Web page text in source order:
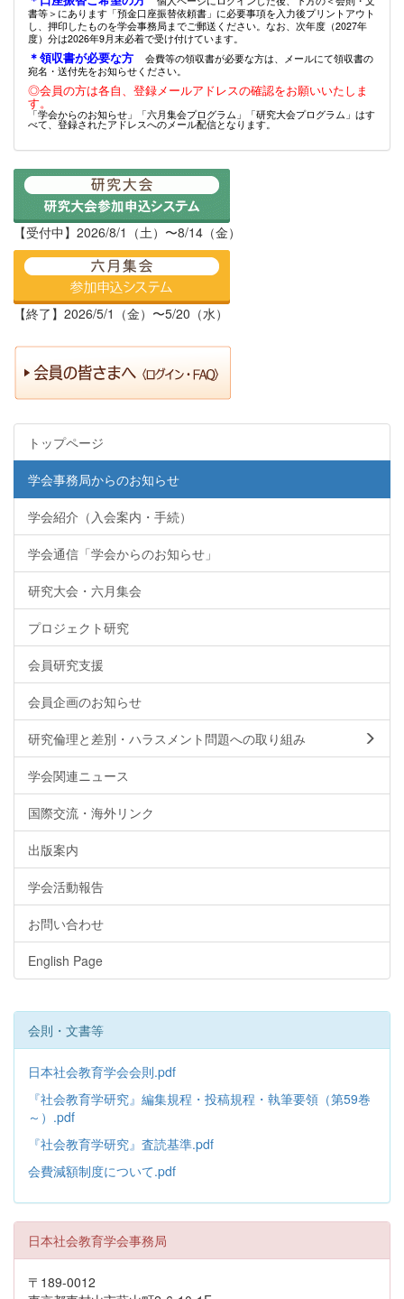
書等＞にあります「預金口座振替依頼書」に必要事項を入力後プリントアウト
し、押印したものを学会事務局までご郵送ください。なお、次年度（2027年
度）分は2026年9月末必着で受け付けています。
＊領収書が必要な方
会費等の領収書が必要な方は、メールにて領収書の
宛名・送付先をお知らせください。
◎会員の方は各自、登録メールアドレスの確認をお願いいたしま
す。
「学会からのお知らせ」「六月集会プログラム」「研究大会プログラム」はす
べて、登録されたアドレスへのメール配信となります。
【受付中】2026/8/1（土）〜8/14（金）
【終了】2026/5/1（金）〜5/20（水）
トップページ
学会事務局からのお知らせ
学会紹介（入会案内・手続）
学会通信「学会からのお知らせ」
研究大会・六月集会
プロジェクト研究
会員研究支援
会員企画のお知らせ
研究倫理と差別・ハラスメント問題への取り組み
学会関連ニュース
国際交流・海外リンク
出版案内
学会活動報告
お問い合わせ
English Page
会則・文書等
日本社会教育学会会則.pdf
『社会教育学研究』編集規程・投稿規程・執筆要領（第59巻
～）.pdf
『社会教育学研究』査読基準.pdf
会費減額制度について.pdf
日本社会教育学会事務局
〒189-0012